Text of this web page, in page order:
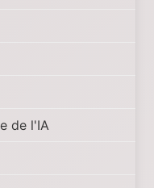
de l'IA